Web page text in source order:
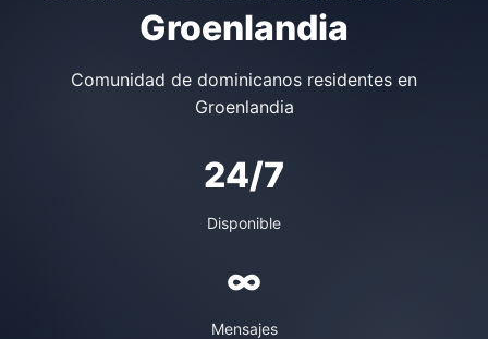
Groenlandia
Comunidad de dominicanos residentes en
Groenlandia
24/7
Disponible
∞
Mensajes